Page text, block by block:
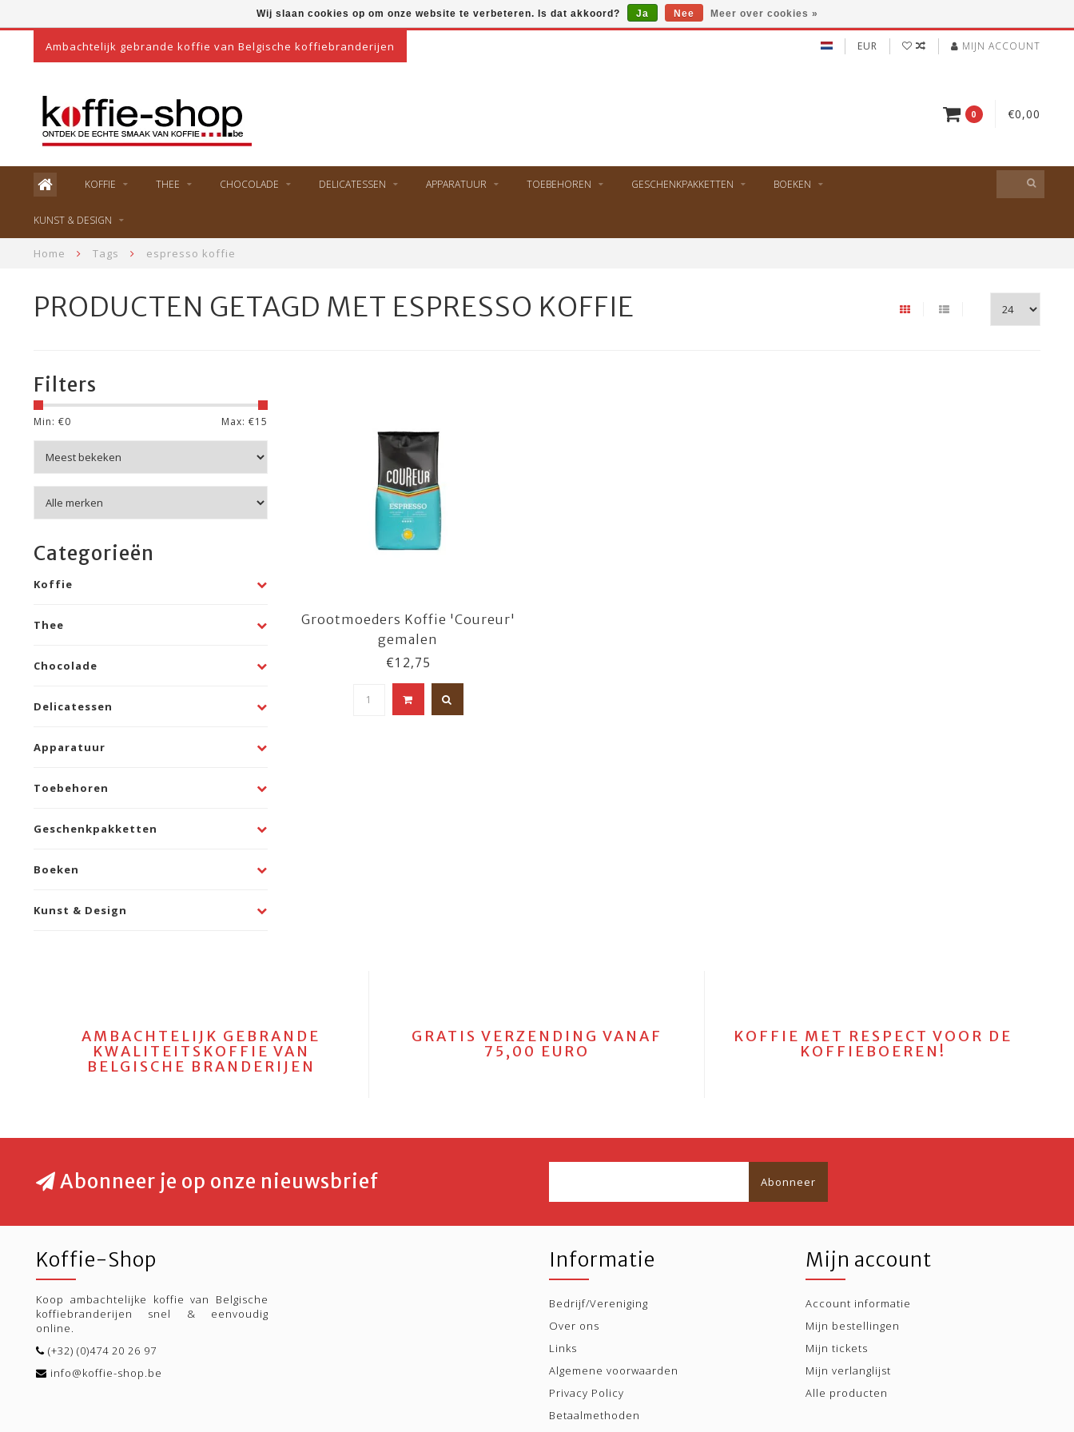
Ambachtelijk gebrande koffie van Belgische koffiebranderijen EUR MIJN ACCOUNT
0 €0,00
KOFFIE THEE CHOCOLADE DELICATESSEN APPARATUUR TOEBEHOREN GESCHENKPAKKETTEN BOEKEN
KUNST & DESIGN
Home Tags espresso koffie
PRODUCTEN GETAGD MET ESPRESSO KOFFIE
Filters
Min: €0 Max: €15
Categorieën
Koffie
Thee
Chocolade
Delicatessen
Apparatuur
Toebehoren
Geschenkpakketten
Boeken
Kunst & Design
Grootmoeders Koffie 'Coureur'
gemalen
€12,75
Wij slaan cookies op om onze website te verbeteren. Is dat akkoord? Ja Nee Meer over cookies »
AMBACHTELIJK GEBRANDE
KWALITEITSKOFFIE VAN
BELGISCHE BRANDERIJEN
GRATIS VERZENDING VANAF
75,00 EURO
KOFFIE MET RESPECT VOOR DE
KOFFIEBOEREN!
Abonneer je op onze nieuwsbrief Abonneer
Koffie-Shop
Koop ambachtelijke koffie van Belgische
koffiebranderijen snel & eenvoudig
online.
(+32) (0)474 20 26 97
info@koffie-shop.be
Informatie
Bedrijf/Vereniging
Over ons
Links
Algemene voorwaarden
Privacy Policy
Betaalmethoden
Mijn account
Account informatie
Mijn bestellingen
Mijn tickets
Mijn verlanglijst
Alle producten